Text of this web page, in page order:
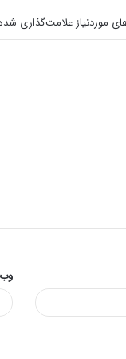
موردنیاز علامت‌گذاری